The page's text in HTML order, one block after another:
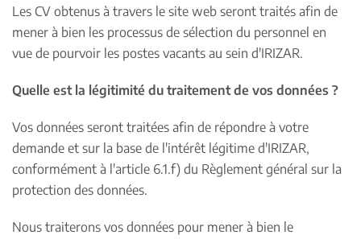
Les CV obtenus à travers le site web seront traités afin de
mener à bien les processus de sélection du personnel en
vue de pourvoir les postes vacants au sein d'IRIZAR.
Quelle est la légitimité du traitement de vos données ?
Vos données seront traitées afin de répondre à votre
demande et sur la base de l'intérêt légitime d'IRIZAR,
conformément à l'article 6.1.f) du Règlement général sur la
protection des données.
Nous traiterons vos données pour mener à bien le